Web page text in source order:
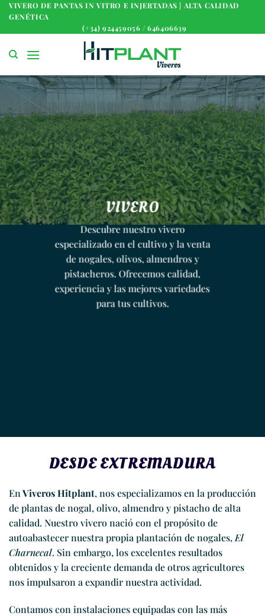
Saltar
contenido
VIVERO DE PANTAS IN VITRO E INJERTADAS | ALTA CALIDAD
GENÉTICA
(+34) 924459056 / 646406639
VIVERO
Descubre nuestro vivero
especializado en el cultivo y la venta
de nogales, olivos, almendros y
pistacheros. Ofrecemos calidad,
experiencia y las mejores variedades
para tus cultivos.
DESDE EXTREMADURA
EnViveros Hitplant, nos especializamos en la producción
de plantas de nogal, olivo, almendro y pistacho de alta
calidad. Nuestro vivero nació con el propósito de
autoabastecer nuestra propia plantación de nogales, El
Charnecal. Sin embargo, los excelentes resultados
obtenidos y la creciente demanda de otros agricultores
nos impulsaron a expandir nuestra actividad.
Contamos con instalaciones equipadas con las más